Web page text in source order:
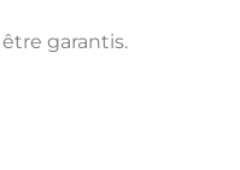
garantis.